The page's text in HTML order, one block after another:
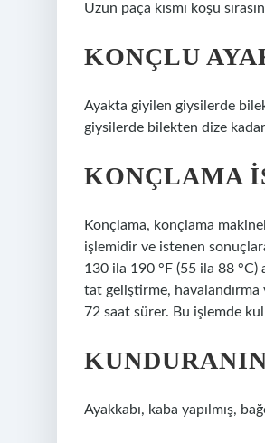
Uzun paça kısmı koşu
KONÇLU
Ayakta giyilen giysilerde
giysilerde bilekten dize
KONÇLAMA
Konçlama, konçlama
işlemidir ve istenen
130 ila 190 °F (55 ila 88
tat geliştirme,
72 saat sürer. Bu işlemde
Ayakkabı, kaba yapılmış,